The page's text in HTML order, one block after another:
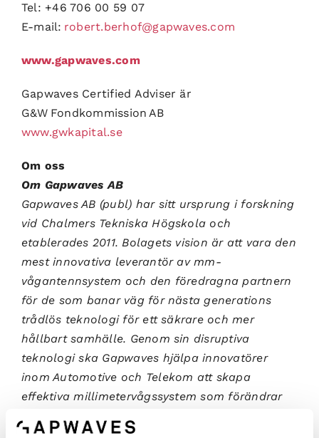
Tel: +46 706 00 59 07
E-mail: robert.berhof@gapwaves.com
www.gapwaves.com
Gapwaves Certified Adviser är
G&W Fondkommission AB
www.gwkapital.se
Om oss
Om Gapwaves AB
Gapwaves AB (publ) har sitt ursprung i forskning
vid Chalmers Tekniska Högskola och
etablerades 2011. Bolagets vision är att vara den
mest innovativa leverantör av mm-
vågantennsystem och den föredragna partnern
för de som banar väg för nästa generations
trådlös teknologi för ett säkrare och mer
hållbart samhälle. Genom sin disruptiva
teknologi ska Gapwaves hjälpa innovatörer
inom Automotive och Telekom att skapa
effektiva millimetervågssystem som förändrar
Gapwaves aktie (GAPW B) är föremål för handel